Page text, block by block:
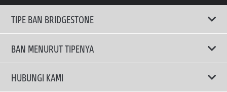
TIPE BAN BRIDGESTONE
BAN MENURUT TIPENYA
Ban ENLITEN
HUBUNGI KAMI